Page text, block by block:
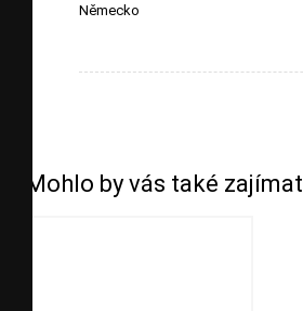
Německo
Mohlo by vás také zajímat